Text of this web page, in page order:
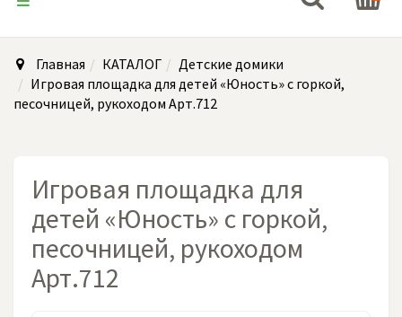
Главная КАТАЛОГ
Детские домики
Игровая площадка для детей «Юность» с горкой,
песочницей, рукоходом Арт.712
Игровая площадка для
детей «Юность» с горкой,
песочницей, рукоходом
Арт.712